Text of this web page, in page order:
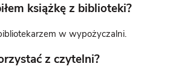
książkę z biblioteki?
w wypożyczalni.
z czytelni?